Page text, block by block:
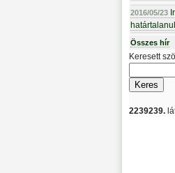
2016/05/23
határtalanul
Összes hír
Keresett
2239239.